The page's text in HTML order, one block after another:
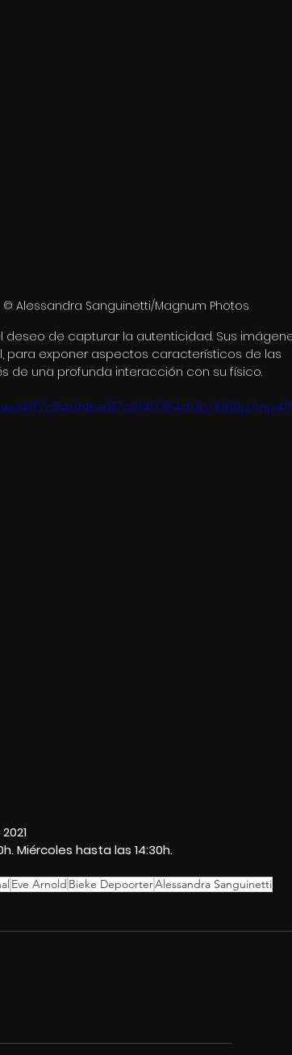
© Alessandra Sanguinetti/Magnum Photos
deseo de capturar la autenticidad. Sus
para exponer aspectos característicos de las
de una profunda interacción con su físico.
1080p/mp4/
Miércoles hasta las 14:30h.
Eve Arnold Bieke DepoorterAlessandra Sanguinetti